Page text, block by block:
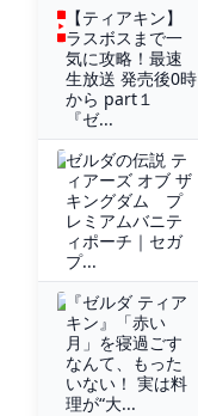
【ティアキン】
ラスボスまで一
気に攻略！最速
生放送 発売後0時
から part１
『ゼ...
ゼルダの伝説 テ
ィアーズ オブ ザ
キングダム プ
レミアムバニテ
ィポーチ｜セガ
プ...
『ゼルダ ティア
キン』「赤い
月」を寝過ごす
なんて、もった
いない！ 実は料
理が“大...